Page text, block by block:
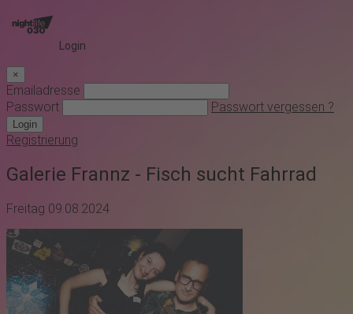
Login
×
Emailadresse
Passwort
Passwort vergessen ?
Login
Registrierung
Galerie Frannz - Fisch sucht Fahrrad
Freitag 09.08.2024